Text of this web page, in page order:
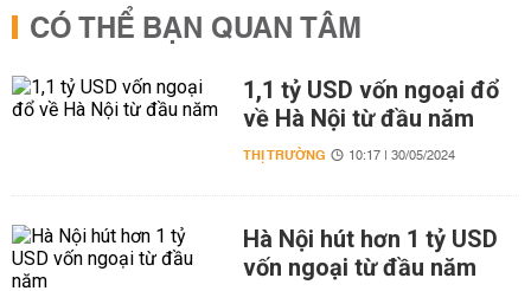
CÓ THỂ BẠN QUAN TÂM
1,1 tỷ USD vốn ngoại đổ
về Hà Nội từ đầu năm
THỊ TRƯỜNG 10:17 | 30/05/2024
Hà Nội hút hơn 1 tỷ USD
vốn ngoại từ đầu năm